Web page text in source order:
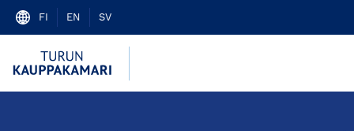
Skip
FI EN SV